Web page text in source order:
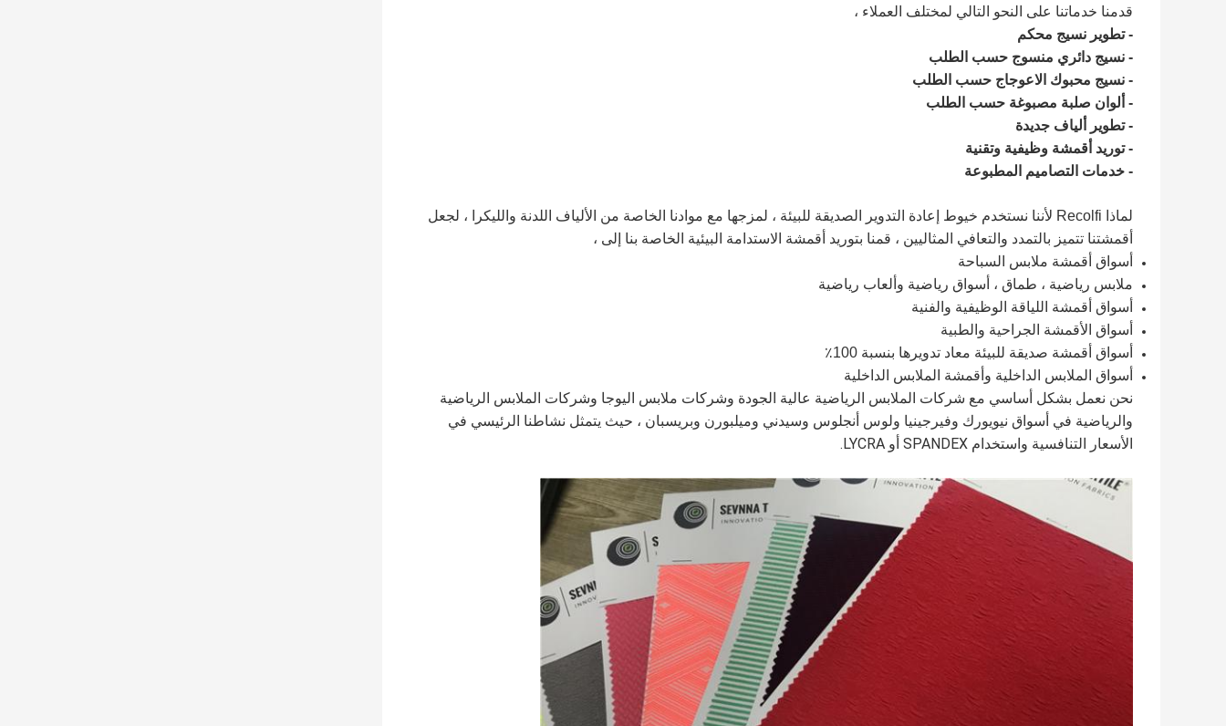
قدمنا ​​خدماتنا على النحو التالي لمختلف العملاء ،
- تطوير نسيج محكم
- نسيج دائري منسوج حسب الطلب
- نسيج محبوك الاعوجاج حسب الطلب
- ألوان صلبة مصبوغة حسب الطلب
- تطوير ألياف جديدة
- توريد أقمشة وظيفية وتقنية
- خدمات التصاميم المطبوعة
لماذا Recolfi لأننا نستخدم خيوط إعادة التدوير الصديقة للبيئة ، لمزجها مع موادنا الخاصة من الألياف اللدنة والليكرا ، لجعل
أقمشتنا تتميز بالتمدد والتعافي المثاليين ، قمنا بتوريد أقمشة الاستدامة البيئية الخاصة بنا إلى ،
أسواق أقمشة ملابس السباحة
ملابس رياضية ، طماق ، أسواق رياضية وألعاب رياضية
أسواق أقمشة اللياقة الوظيفية والفنية
أسواق الأقمشة الجراحية والطبية
أسواق أقمشة صديقة للبيئة معاد تدويرها بنسبة 100٪
أسواق الملابس الداخلية وأقمشة الملابس الداخلية
نحن نعمل بشكل أساسي مع شركات الملابس الرياضية عالية الجودة وشركات ملابس اليوجا وشركات الملابس الرياضية
والرياضية في أسواق نيويورك وفيرجينيا ولوس أنجلوس وسيدني وميلبورن وبريسبان ، حيث يتمثل نشاطنا الرئيسي في
الأسعار التنافسية واستخدام SPANDEX أو LYCRA.